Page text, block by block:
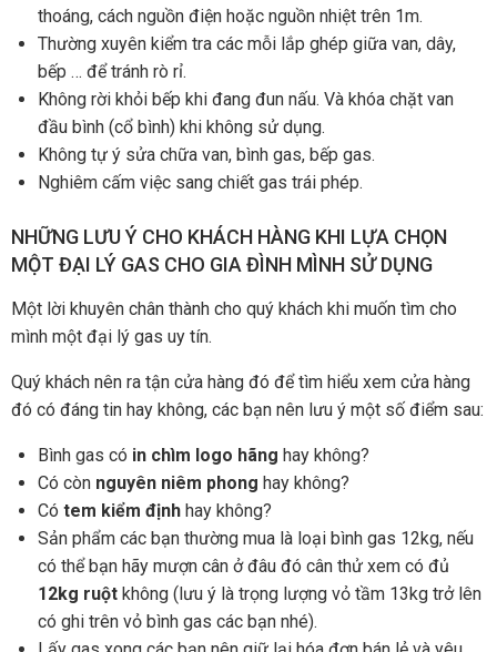
thoáng, cách nguồn điện hoặc nguồn nhiệt trên 1m.
Thường xuyên kiểm tra các mỗi lắp ghép giữa van, dây,
bếp … để tránh rò rỉ.
Không rời khỏi bếp khi đang đun nấu. Và khóa chặt van
đầu bình (cổ bình) khi không sử dụng.
Không tự ý sửa chữa van, bình gas, bếp gas.
Nghiêm cấm việc sang chiết gas trái phép.
NHỮNG LƯU Ý CHO KHÁCH HÀNG KHI LỰA CHỌN
MỘT ĐẠI LÝ GAS CHO GIA ĐÌNH MÌNH SỬ DỤNG
Một lời khuyên chân thành cho quý khách khi muốn tìm cho
mình một đại lý gas uy tín.
Quý khách nên ra tận cửa hàng đó để tìm hiểu xem cửa hàng
đó có đáng tin hay không, các bạn nên lưu ý một số điểm sau:
Bình gas có in chìm logo hãng hay không?
Có còn nguyên niêm phong hay không?
Có tem kiểm định hay không?
Sản phẩm các bạn thường mua là loại bình gas 12kg, nếu
có thể bạn hãy mượn cân ở đâu đó cân thử xem có đủ
12kg ruột không (lưu ý là trọng lượng vỏ tầm 13kg trở lên
có ghi trên vỏ bình gas các bạn nhé).